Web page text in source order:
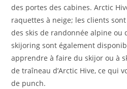
des portes des cabines. Arctic
raquettes à neige; les clients
des skis de randonnée alpine ou
skijoring sont également
apprendre à faire du skijor ou à
de traîneau d’Arctic Hive, ce qui
de punch.